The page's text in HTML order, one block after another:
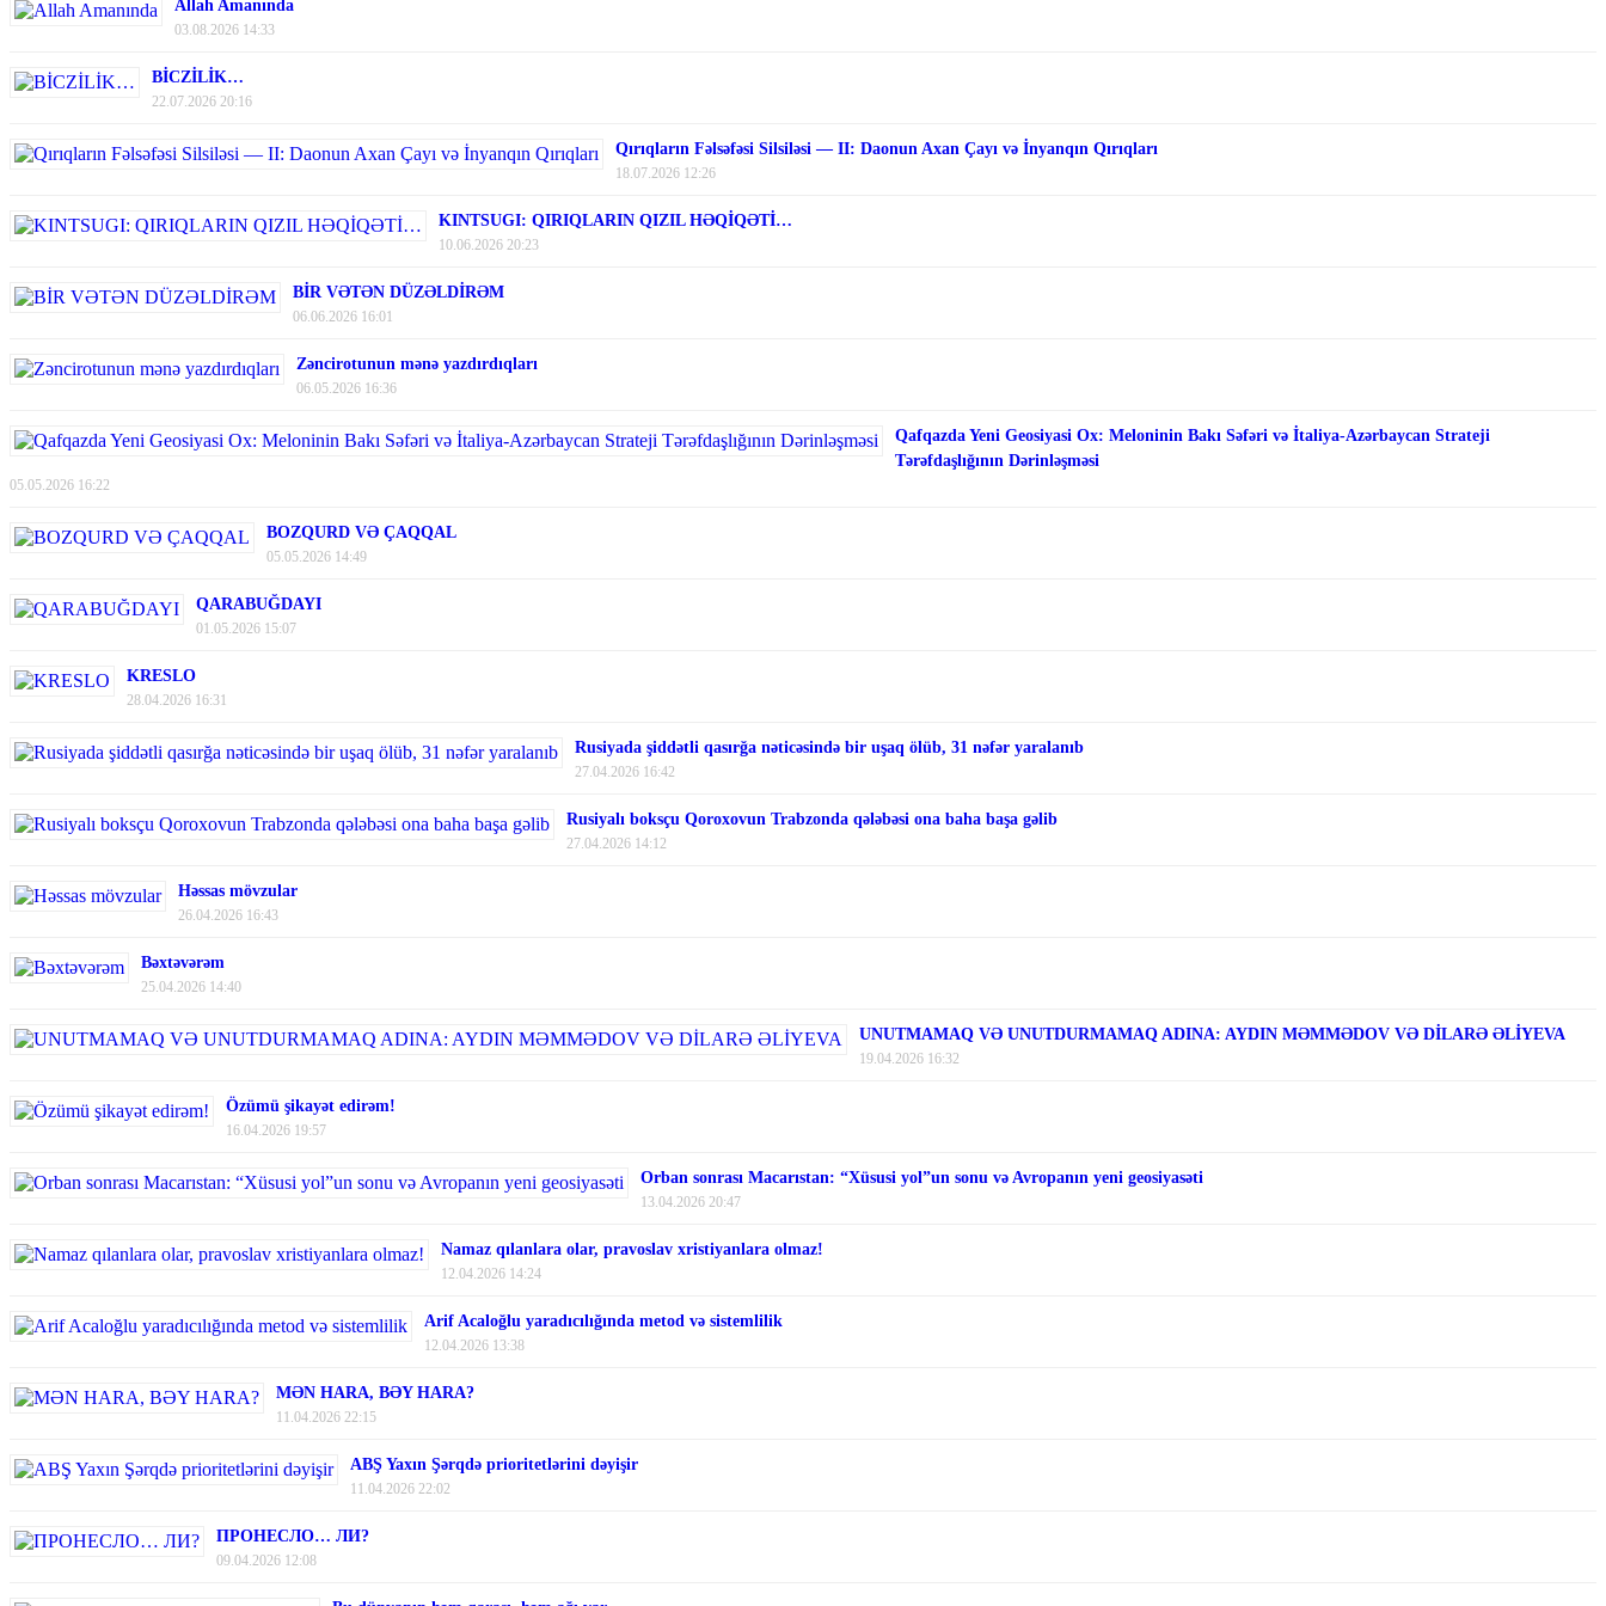
Allah Amanında
03.08.2026 14:33
BİCZİLİK…
22.07.2026 20:16
Qırıqların Fəlsəfəsi Silsiləsi — II: Daonun Axan Çayı və İnyanqın Qırıqları
18.07.2026 12:26
KINTSUGI: QIRIQLARIN QIZIL HƏQİQƏTİ…
10.06.2026 20:23
BİR VƏTƏN DÜZƏLDİRƏM
06.06.2026 16:01
Zəncirotunun mənə yazdırdıqları
06.05.2026 16:36
Qafqazda Yeni Geosiyasi Ox: Meloninin Bakı Səfəri və İtaliya-Azərbaycan Strateji
Tərəfdaşlığının Dərinləşməsi
05.05.2026 16:22
BOZQURD VƏ ÇAQQAL
05.05.2026 14:49
QARABUĞDAYI
01.05.2026 15:07
KRESLO
28.04.2026 16:31
Rusiyada şiddətli qasırğa nəticəsində bir uşaq ölüb, 31 nəfər yaralanıb
27.04.2026 16:42
Rusiyalı boksçu Qoroxovun Trabzonda qələbəsi ona baha başa gəlib
27.04.2026 14:12
Həssas mövzular
26.04.2026 16:43
Bəxtəvərəm
25.04.2026 14:40
UNUTMAMAQ VƏ UNUTDURMAMAQ ADINA: AYDIN MƏMMƏDOV VƏ DİLARƏ ƏLİYEVA
19.04.2026 16:32
Özümü şikayət edirəm!
16.04.2026 19:57
Orban sonrası Macarıstan: “Xüsusi yol”un sonu və Avropanın yeni geosiyasəti
13.04.2026 20:47
Namaz qılanlara olar, pravoslav xristiyanlara olmaz!
12.04.2026 14:24
Arif Acaloğlu yaradıcılığında metod və sistemlilik
12.04.2026 13:38
MƏN HARA, BƏY HARA?
11.04.2026 22:15
ABŞ Yaxın Şərqdə prioritetlərini dəyişir
11.04.2026 22:02
ПРОНЕСЛО… ЛИ?
09.04.2026 12:08